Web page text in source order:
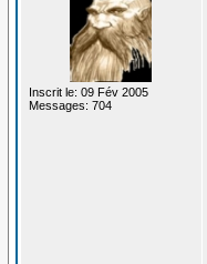
Inscrit le: 09 Fév 2005
Messages: 704